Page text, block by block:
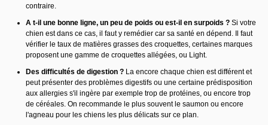
contraire.
A t-il une bonne ligne, un peu de poids ou est-il en surpoids ? Si votre
chien est dans ce cas, il faut y remédier car sa santé en dépend. Il faut
vérifier le taux de matières grasses des croquettes, certaines marques
proposent une gamme de croquettes allégées, ou Light.
Des difficultés de digestion ? La encore chaque chien est différent et
peut présenter des problèmes digestifs ou une certaine prédisposition
aux allergies s'il ingère par exemple trop de protéines, ou encore trop
de céréales. On recommande le plus souvent le saumon ou encore
l'agneau pour les chiens les plus délicats sur ce plan.